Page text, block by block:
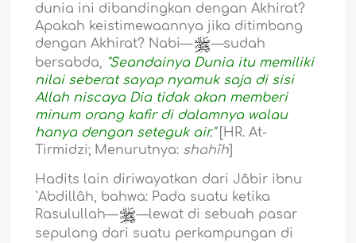
dunia ini dibandingkan dengan Akhirat?
Apakah keistimewaannya jika ditimbang
dengan Akhirat? Nabi—
—sudah
bersabda, "Seandainya Dunia itu memiliki
nilai seberat sayap nyamuk saja di sisi
Allah niscaya Dia tidak akan memberi
minum orang kafir di dalamnya walau
hanya dengan seteguk air."[HR. At-
Tirmidzi; Menurutnya: shahîh
Hadits lain diriwayatkan dari Jâbir ibnu
`Abdillâh, bahwa: Pada suatu ketika
Rasulullah—
—lewat di sebuah pasar
sepulang dari suatu perkampungan di